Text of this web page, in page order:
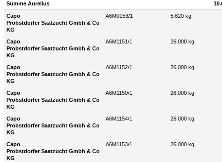
Summe Aurelius
Capo
Probstdorfer Saatzucht Gmbh & Co
KG
A6M0153/1 5.620 kg
Capo
Probstdorfer Saatzucht Gmbh & Co
KG
A6M1151/1 26.000 kg
Capo
Probstdorfer Saatzucht Gmbh & Co
KG
A6M1152/1 26.000 kg
Capo
Probstdorfer Saatzucht Gmbh & Co
KG
A6M1150/1 26.000 kg
Capo
Probstdorfer Saatzucht Gmbh & Co
KG
A6M1154/1 26.000 kg
Capo
Probstdorfer Saatzucht Gmbh & Co
KG
A6M1153/1 26.000 kg